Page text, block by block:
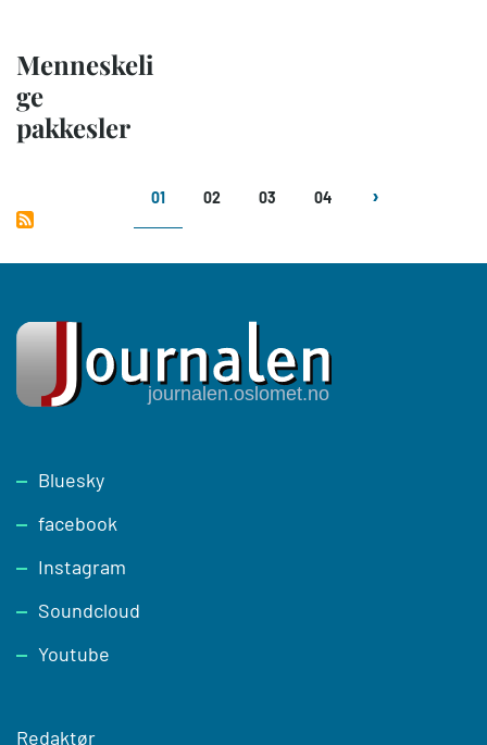
Menneskeli
ge
pakkesler
01 02 03 04
Footer
Bluesky
facebook
Instagram
Soundcloud
Youtube
Redaktør